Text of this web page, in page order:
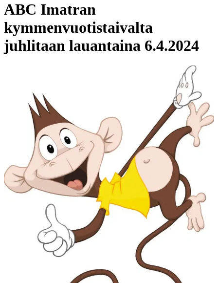
ABC Imatran
kymmenvuotistaivalta
juhlitaan lauantaina 6.4.2024